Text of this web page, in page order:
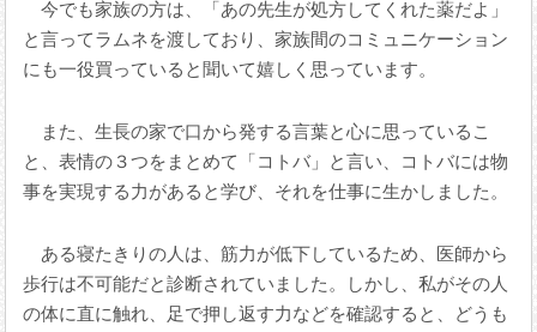
今でも家族の方は、「あの先生が処方してくれた薬だよ」
と言ってラムネを渡しており、家族間のコミュニケーション
にも一役買っていると聞いて嬉しく思っています。
また、生長の家で口から発する言葉と心に思っているこ
と、表情の３つをまとめて「コトバ」と言い、コトバには物
事を実現する力があると学び、それを仕事に生かしました。
ある寝たきりの人は、筋力が低下しているため、医師から
歩行は不可能だと診断されていました。しかし、私がその人
の体に直に触れ、足で押し返す力などを確認すると、どうも